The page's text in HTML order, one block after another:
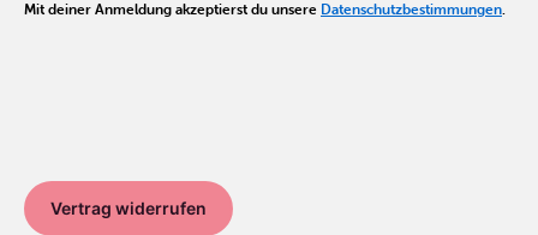
Mit deiner Anmeldung akzeptierst du unsere Datenschutzbestimmungen
Vertrag widerrufen